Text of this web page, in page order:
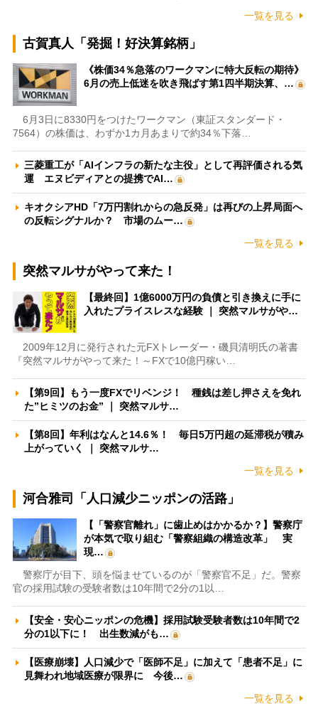
一覧を見る
古賀真人「発掘！好決算銘柄」
《株価34％急落のワークマンに特大反転の期待》
6月の売上低迷を吹き飛ばす第1四半期決算、…
6月3日に8330円をつけたワークマン（東証スタンダード・
7564）の株価は、わずか1カ月あまりで約34％下落…
三菱重工が「AIインフラの新たな主役」として再評価される気
運 エヌビディアとの提携でAI…
キオクシアHD「7万円割れからの急反発」は再びの上昇局面へ
の反転シグナルか？ 市場のムー…
一覧を見る
突然マルサがやって来た！
【最終回】1億6000万円の負債と引き換えに手に
入れたプライスレスな経験 ｜ 突然マルサがや…
2009年12月に発行された元FXトレーダー・磯貝清明氏の著書
『突然マルサがやって来た！～FXで10億円稼い…
【第9回】もう一度FXでリベンジ！ 種銭は差し押さえを免れ
た”ヒミツのお金” ｜ 突然マルサ…
【第8回】年利はなんと14.6％！ 毎日5万円超の延滞税が積み
上がっていく ｜ 突然マルサ…
一覧を見る
河合雅司「人口減少ニッポンの活路」
【「警察官離れ」に歯止めはかかるか？】警察庁
が本気で取り組む「警察組織の構造改革」 実
現…
警察庁が目下、頭を悩ませているのが「警察官不足」だ。警察
官の採用試験の受験者数は10年間で2分の1以…
【安全・安心ニッポンの危機】採用試験受験者数は10年間で2
分の1以下に！ 出生数減がも…
【医療崩壊】人口減少で「医師不足」に加えて「患者不足」に
見舞われ地域医療が限界に 今後…
一覧を見る